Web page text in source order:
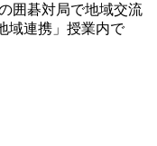
囲碁対局で地域交流
域連携」授業内で